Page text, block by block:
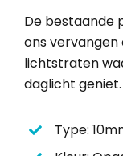
De bestaande
ons
lichtstraten
daglicht geniet.
Type: